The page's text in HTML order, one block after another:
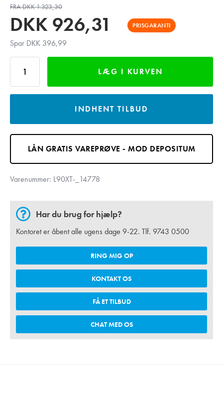
FRA DKK 1.323,30
DKK 926,31
Spar DKK 396,99
PRISGARANTI
LÆG I KURVEN
INDHENT TILBUD
LÅN GRATIS VAREPRØVE - MOD DEPOSITUM
Varenummer: L90XT-_14778
Har du brug for hjælp?
Kontoret er åbent alle ugens dage 9-22. Tlf. 9743 0500
RING MIG OP
KONTAKT OS
FÅ ET TILBUD
CHAT MED OS